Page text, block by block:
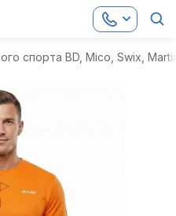
спорта BD, Mico, Swix,